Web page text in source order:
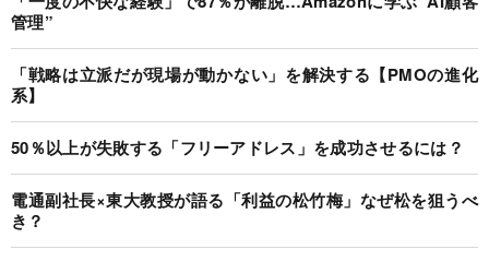
管理”
「戦略は立派だが現場が動かない」を解決する【PMOの進化
系】
50％以上が失敗する「フリーアドレス」を成功させるには？
電通副社長×東大教授が語る「利益の松竹梅」なぜ松を狙うべ
き？